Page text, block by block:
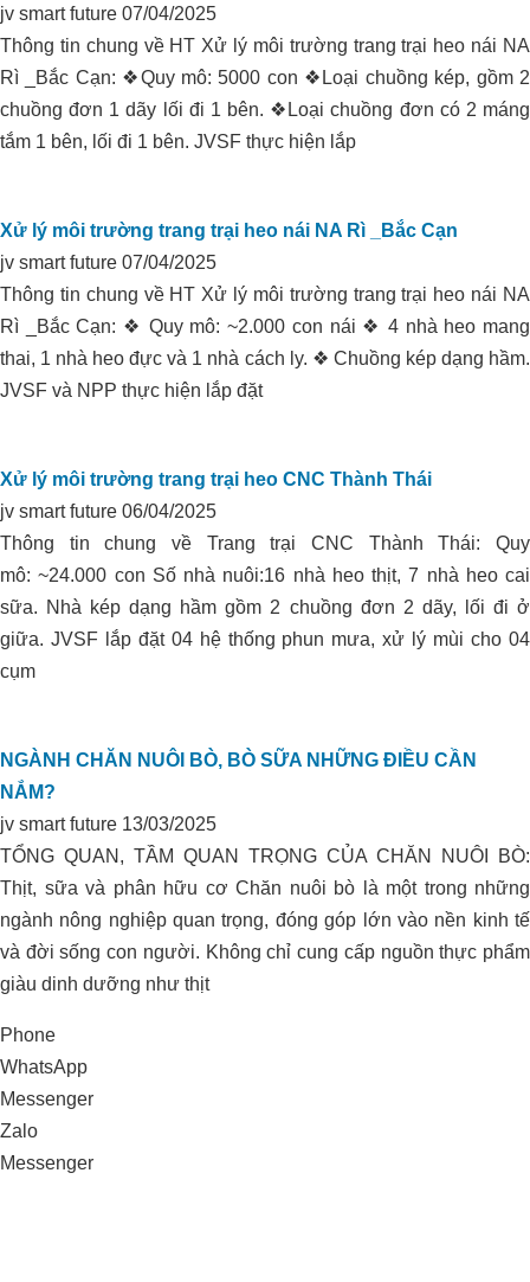
jv smart future 07/04/2025
Thông tin chung về HT Xử lý môi trường trang trại heo nái NA
Rì _Bắc Cạn: ❖Quy mô: 5000 con ❖Loại chuồng kép, gồm 2
chuồng đơn 1 dãy lối đi 1 bên. ❖Loại chuồng đơn có 2 máng
tắm 1 bên, lối đi 1 bên. JVSF thực hiện lắp
Xử lý môi trường trang trại heo nái NA Rì _Bắc Cạn
jv smart future 07/04/2025
Thông tin chung về HT Xử lý môi trường trang trại heo nái NA
Rì _Bắc Cạn: ❖ Quy mô: ~2.000 con nái ❖ 4 nhà heo mang
thai, 1 nhà heo đực và 1 nhà cách ly. ❖ Chuồng kép dạng hầm.
JVSF và NPP thực hiện lắp đặt
Xử lý môi trường trang trại heo CNC Thành Thái
jv smart future 06/04/2025
Thông tin chung về Trang trại CNC Thành Thái: Quy
mô: ~24.000 con Số nhà nuôi:16 nhà heo thịt, 7 nhà heo cai
sữa. Nhà kép dạng hầm gồm 2 chuồng đơn 2 dãy, lối đi ở
giữa. JVSF lắp đặt 04 hệ thống phun mưa, xử lý mùi cho 04
cụm
NGÀNH CHĂN NUÔI BÒ, BÒ SỮA NHỮNG ĐIỀU CẦN
NẮM?
jv smart future 13/03/2025
TỔNG QUAN, TẦM QUAN TRỌNG CỦA CHĂN NUÔI BÒ:
Thịt, sữa và phân hữu cơ Chăn nuôi bò là một trong những
ngành nông nghiệp quan trọng, đóng góp lớn vào nền kinh tế
và đời sống con người. Không chỉ cung cấp nguồn thực phẩm
giàu dinh dưỡng như thịt
Phone
WhatsApp
Messenger
Zalo
Messenger